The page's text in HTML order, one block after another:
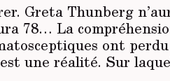
Greta Thunberg
78… La
ont
une réalité. Sur